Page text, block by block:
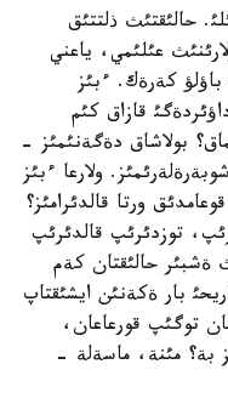
حالئقتئث ذلتتئق
عئلئمي، ياعني
كةرةك. ءبئز
قازاق كئم
بولاشاق دةگةنئمئز -
ولارعا ءبئز
ورتا قالدئرامئز؟
توزدئرئپ قالدئرئپ
ةشبئر حالئقتان كةم
بار ةكةنئن ايشئقتاپ
توگئپ قورعاعان،
بة؟ مئنة، ماسةلة -